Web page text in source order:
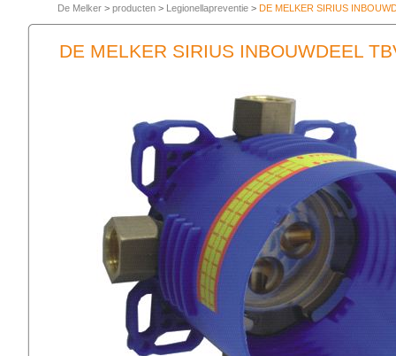
De Melker > producten > Legionellapreventie > DE MELKER SIRIUS
DE MELKER SIRIUS INBOUWDEEL